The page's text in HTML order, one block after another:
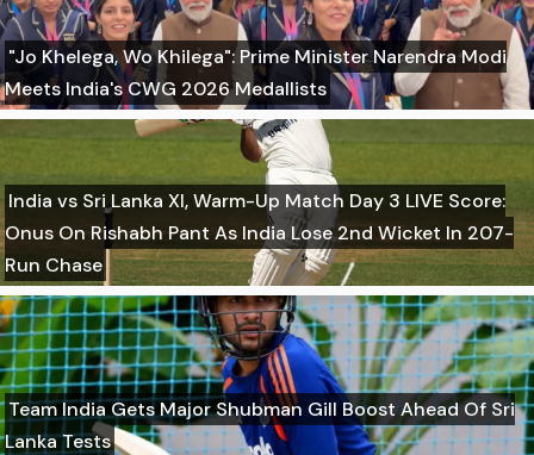
"Jo Khelega, Wo Khilega": Prime Minister Narendra Modi
Meets India's CWG 2026 Medallists
India vs Sri Lanka XI, Warm-Up Match Day 3 LIVE Score:
Onus On Rishabh Pant As India Lose 2nd Wicket In 207-
Run Chase
Team India Gets Major Shubman Gill Boost Ahead Of Sri
Lanka Tests